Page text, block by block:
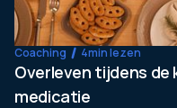
Coaching 4min lezen
Overleven tijdens de
medicatie